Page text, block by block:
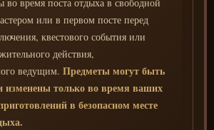
или в первом посте перед
квестового события или
действия,
ведущим. Предметы могут быть
только во время ваших
в безопасном месте